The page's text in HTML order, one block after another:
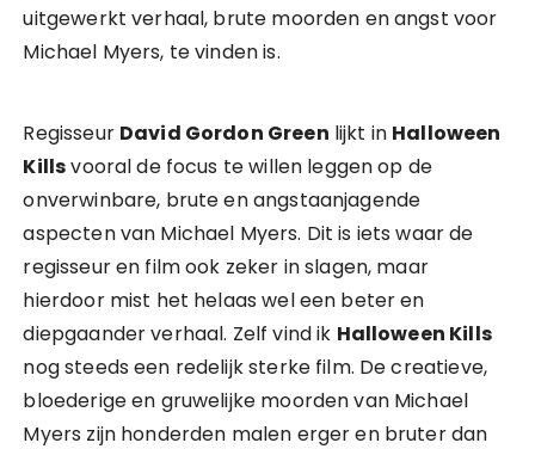
uitgewerkt verhaal, brute moorden en angst voor
Michael Myers, te vinden is.
Regisseur David Gordon Green lijkt in Halloween
Killsvooral de focus te willen leggen op de
onverwinbare, brute en angstaanjagende
aspecten van Michael Myers. Dit is iets waar de
regisseur en film ook zeker in slagen, maar
hierdoor mist het helaas wel een beter en
diepgaander verhaal. Zelf vind ik Halloween Kills
nog steeds een redelijk sterke film. De creatieve,
bloederige en gruwelijke moorden van Michael
Myers zijn honderden malen erger en bruter dan